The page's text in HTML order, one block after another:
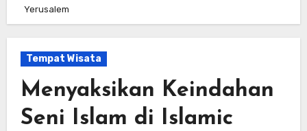
Yerusalem
Tempat Wisata
Menyaksikan Keindahan
Seni Islam di Islamic